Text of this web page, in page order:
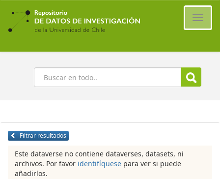
Ir
contenido
principal
Buscar
Filtrar resultados
Este dataverse no contiene dataverses, datasets, ni
archivos. Por favor identifíquese para ver si puede
añadirlos.